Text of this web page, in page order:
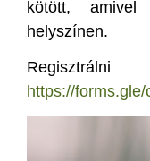
kötött,
helyszínen.
https://